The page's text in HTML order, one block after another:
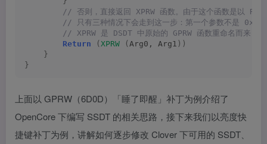
// 否则，直接返回 XPRW 函数。由于这个函数是以
// 只有三种情况下会走到这一步：第一个参数不是 0x6D
// XPRW 是 DSDT 中原始的 GPRW 函数重命名而来，
Return
( XPRW ( Arg0, Arg1 ))
}
}
上面以 GPRW（6D0D）「睡了即醒」补丁为例介绍了
OpenCore 下编写 SSDT 的相关思路，接下来我们以亮度快
捷键补丁为例，讲解如何逐步修改 Clover 下可用的 SSDT、